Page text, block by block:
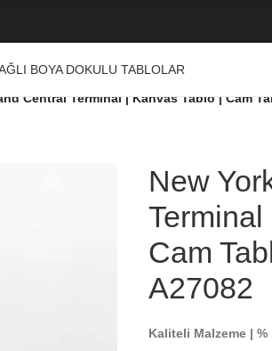
BOYA DOKULU TABLOLAR
Central Terminal | Kanvas Tablo | Cam
New
Terminal
Cam
A27082
Kaliteli Malzeme |